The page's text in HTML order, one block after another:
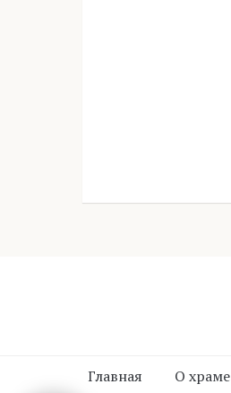
Главная О храме